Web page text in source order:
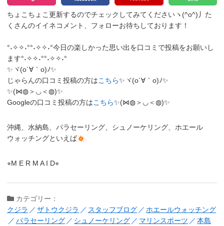
ちょこちょこ更新するのでチェックしてみてくださいヽ(^o^)丿 た
くさんのイイネコメント、フォローお待ちしております！
°˖✧✧˖°°˖✧✧˖°今日の楽しかった思い出を口コミで投稿をお願いし
ます°˖✧✧˖°°˖✧✧˖°
✨ヾ(o´∀｀o)ﾉ✨
じゃらんの口コミ投稿の方はこちら✨ヾ(o´∀｀o)ﾉ✨
✨(⋈◍＞◡＜◍)✨
Googleの口コミ投稿の方はこちら✨(⋈◍＞◡＜◍)✨
沖縄、水納島、パラセーリング、シュノーケリング、ホエール
ウォッチングといえば
⭐︎M E R M A I D⭐︎
カテゴリー：
クジラ
ザトウクジラ スタッフブログ
ホエールウォッチング
パラセーリング
シュノーケリング マリンスポーツ 本島